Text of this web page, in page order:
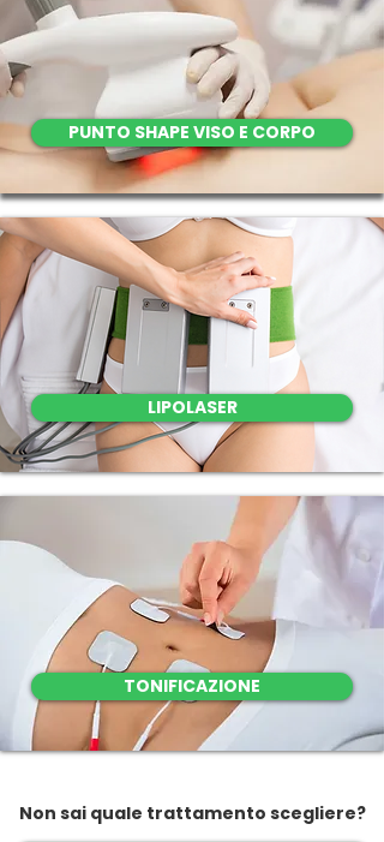
PUNTO SHAPE VISO E CORPO
LIPOLASER
TONIFICAZIONE
Non sai quale trattamento scegliere?